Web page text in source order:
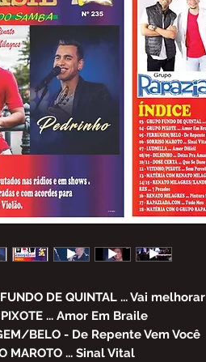
DE QUINTAL ... Vai melhorar
... Amor Em Braile
BELO - De Repente Vem Você
MAROTO ... Sinal Vital